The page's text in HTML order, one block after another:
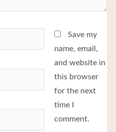
Save my
name, email,
and website in
this browser
for the next
time I
comment.